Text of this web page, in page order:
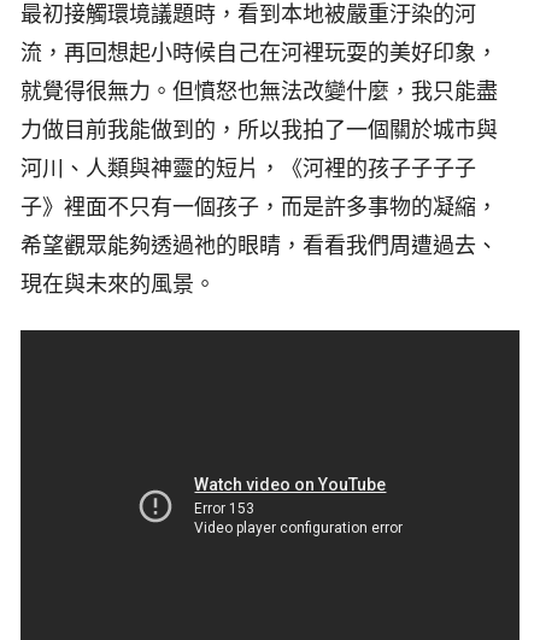
最初接觸環境議題時，看到本地被嚴重汙染的河
流，再回想起小時候自己在河裡玩耍的美好印象，
就覺得很無力。但憤怒也無法改變什麼，我只能盡
力做目前我能做到的，所以我拍了一個關於城市與
河川、人類與神靈的短片，《河裡的孩子子子子
子》裡面不只有一個孩子，而是許多事物的凝縮，
希望觀眾能夠透過祂的眼睛，看看我們周遭過去、
現在與未來的風景。